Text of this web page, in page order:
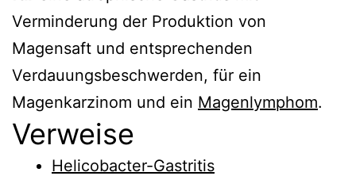
Verminderung der Produktion von
Magensaft und entsprechenden
Verdauungsbeschwerden, für ein
Magenkarzinom und ein Magenlymphom.
Verweise
Helicobacter-Gastritis